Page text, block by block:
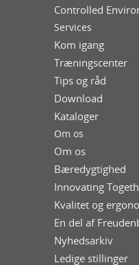
Controlled
Services
Kom igang
Træningscenter
Tips og råd
Download
Kataloger
Om os
Om os
Bæredygtighed
Innovating
Kvalitet og
En del af
Nyhedsarkiv
Ledige stillinger